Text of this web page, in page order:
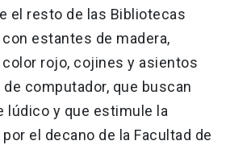
el resto de las Bibliotecas
estantes de madera,
rojo, cojines y asientos
computador, que buscan
lúdico y que estimule la
el decano de la Facultad de